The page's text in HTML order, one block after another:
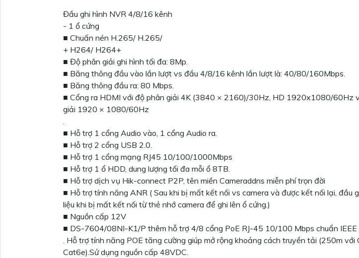
Đầu ghi hình NVR 4/8/16 kênh
- 1 ổ cứng
■ Chuấn nén H.265/ H.265/
+ H264/ H264+
■ Độ phân giải ghi hình tối đa: 8Mp.
■ Băng thông đầu vào lần lượt vs đầu 4/8/16 kênh lần lượt là: 40/80/160Mbps.
■ Băng thông đầu ra: 80 Mbps.
■ Cổng ra HDMI với độ phân giải 4K (3840 × 2160)/30Hz, HD 1920x1080/60Hz
giải 1920 × 1080/60Hz
.
■ Hỗ trợ 1 cổng Audio vào, 1 cổng Audio ra.
■ Hỗ trợ 2 cổng USB 2.0.
■ Hỗ trợ 1 cổng mạng RJ45 10/100/1000Mbps
■ Hỗ trợ 1 ổ HDD, dung lượng tối đa mỗi ổ 8TB.
■ Hỗ trợ dịch vụ Hik-connect P2P, tên miền Cameraddns miễn phí trọn đời
■ Hỗ trợ tính năng ANR ( Sau khi bị mất kết nối vs camera và được kết nối lại, đầu
liệu khi bị mất kết nối từ thẻ nhớ camera để ghi lên ổ cứng.)
■ Nguồn cấp 12V
■ DS-7604/08NI-K1/P thêm hỗ trợ 4/8 cổng PoE RJ-45 10/100 Mbps chuẩn
. Hỗ trợ tính năng POE tăng cường giúp mở rộng khoảng cách truyền tải (250m
Cat6e).Sử dụng nguồn cấp 48VDC.